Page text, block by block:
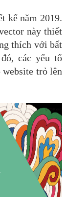
kế năm 2019.
này thiết
thích với bất
các yếu tố
website trỏ lên